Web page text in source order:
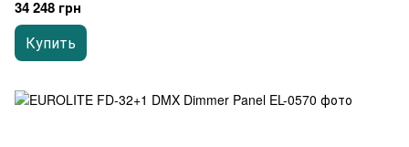
34 248 грн
Купить